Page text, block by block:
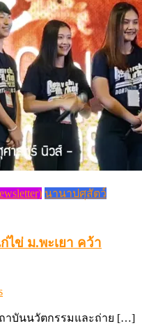
นานาปศุสัตว์
ไข่ ม.พะเยา คว้า
าบันนวัตกรรมและถ่าย […]